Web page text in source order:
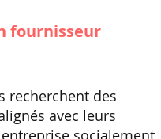
fournisseur
recherchent des
avec leurs
socialement